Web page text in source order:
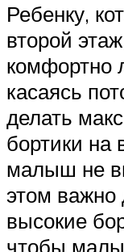
Ребенку,
второй
комфортно
касаясь
делать
бортики на
малыш не
этом важно
высокие
чтобы